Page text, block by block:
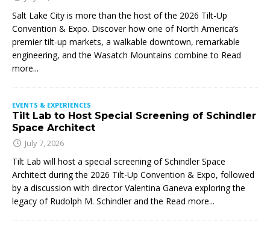
Salt Lake City is more than the host of the 2026 Tilt-Up
Convention & Expo. Discover how one of North America’s
premier tilt-up markets, a walkable downtown, remarkable
engineering, and the Wasatch Mountains combine to Read
more...
EVENTS & EXPERIENCES
Tilt Lab to Host Special Screening of Schindler
Space Architect
July 7, 2026
Tilt Lab will host a special screening of Schindler Space
Architect during the 2026 Tilt-Up Convention & Expo, followed
by a discussion with director Valentina Ganeva exploring the
legacy of Rudolph M. Schindler and the Read more...